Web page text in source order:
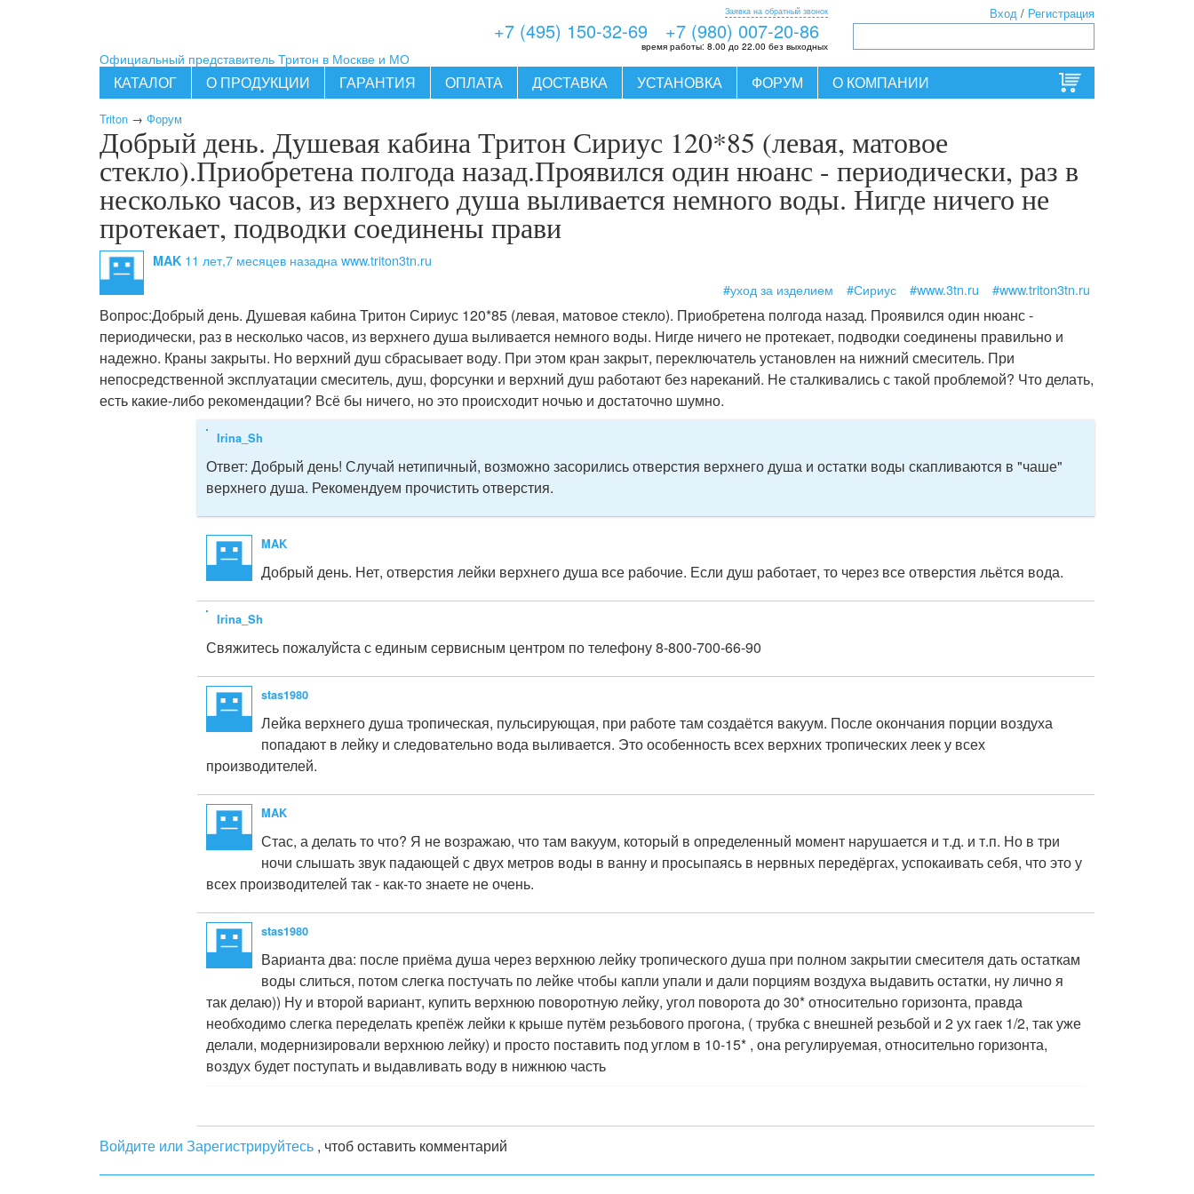
Официальный представитель Тритон в Москве и МО
+7 (495) 150-32-69 +7 (980) 007-20-86
Заявка на обратный звонок
время работы: 8.00 до 22.00 без выходных
Вход / Регистрация
КАТАЛОГ О ПРОДУКЦИИ ГАРАНТИЯ ОПЛАТА ДОСТАВКА УСТАНОВКА ФОРУМ О КОМПАНИИ
Triton → Форум
Добрый день. Душевая кабина Тритон Сириус 120*85 (левая, матовое
стекло).Приобретена полгода назад.Проявился один нюанс - периодически, раз в
несколько часов, из верхнего душа выливается немного воды. Нигде ничего не
протекает, подводки соединены прави
MAK 11 лет,7 месяцев назадна www.triton3tn.ru
#уход за изделием
#Сириус #www.3tn.ru #www.triton3tn.ru
Вопрос:Добрый день. Душевая кабина Тритон Сириус 120*85 (левая, матовое стекло). Приобретена полгода назад. Проявился один нюанс -
периодически, раз в несколько часов, из верхнего душа выливается немного воды. Нигде ничего не протекает, подводки соединены правильно и
надежно. Краны закрыты. Но верхний душ сбрасывает воду. При этом кран закрыт, переключатель установлен на нижний смеситель. При
непосредственной эксплуатации смеситель, душ, форсунки и верхний душ работают без нареканий. Не сталкивались с такой проблемой? Что делать,
есть какие-либо рекомендации? Всё бы ничего, но это происходит ночью и достаточно шумно.
Irina_Sh
Ответ: Добрый день! Случай нетипичный, возможно засорились отверстия верхнего душа и остатки воды скапливаются в "чаше"
верхнего душа. Рекомендуем прочистить отверстия.
MAK
Добрый день. Нет, отверстия лейки верхнего душа все рабочие. Если душ работает, то через все отверстия льётся вода.
Irina_Sh
Свяжитесь пожалуйста с единым сервисным центром по телефону 8-800-700-66-90
stas1980
Лейка верхнего душа тропическая, пульсирующая, при работе там создаётся вакуум. После окончания порции воздуха
попадают в лейку и следовательно вода выливается. Это особенность всех верхних тропических леек у всех
производителей.
MAK
Стас, а делать то что? Я не возражаю, что там вакуум, который в определенный момент нарушается и т.д. и т.п. Но в три
ночи слышать звук падающей с двух метров воды в ванну и просыпаясь в нервных передёргах, успокаивать себя, что это у
всех производителей так - как-то знаете не очень.
stas1980
Варианта два: после приёма душа через верхнюю лейку тропического душа при полном закрытии смесителя дать остаткам
воды слиться, потом слегка постучать по лейке чтобы капли упали и дали порциям воздуха выдавить остатки, ну лично я
так делаю)) Ну и второй вариант, купить верхнюю поворотную лейку, угол поворота до 30* относительно горизонта, правда
необходимо слегка переделать крепёж лейки к крыше путём резьбового прогона, ( трубка с внешней резьбой и 2 ух гаек 1/2, так уже
делали, модернизировали верхнюю лейку) и просто поставить под углом в 10-15* , она регулируемая, относительно горизонта,
воздух будет поступать и выдавливать воду в нижнюю часть
Войдите или Зарегистрируйтесь , чтоб оставить комментарий